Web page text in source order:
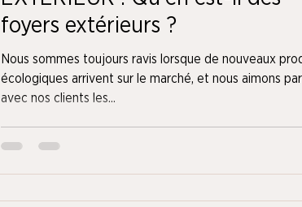
foyers extérieurs ?
Nous sommes toujours ravis lorsque de nouveaux
écologiques arrivent sur le marché, et nous aimons
avec nos clients les...